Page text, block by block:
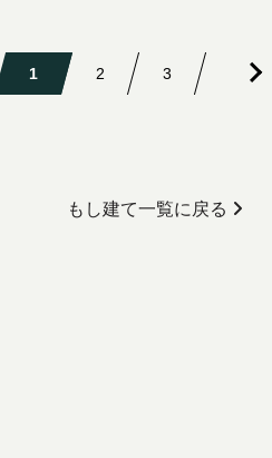
1 2 3
もし建て一覧に戻る